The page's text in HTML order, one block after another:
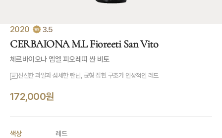
2020 3.5
CERBAIONA M.L Fioreeti San Vito
체르바이오나 엠엘 피오레띠 싼 비토
신선한 과일과 섬세한 탄닌, 균형 잡힌 구조가 인상적인 레드
172,000원
색상
레드